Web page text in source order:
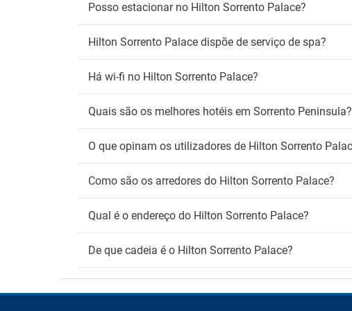
Wi-Fi
Wifi gratuito
Posso estacionar no Hilton Sorrento Palace?
Hilton Sorrento Palace dispõe de serviço de spa?
Há wi-fi no Hilton Sorrento Palace?
Quais são os melhores hotéis em Sorrento Peninsula?
O que opinam os utilizadores de Hilton Sorrento
Como são os arredores do Hilton Sorrento Palace?
Qual é o endereço do Hilton Sorrento Palace?
De que cadeia é o Hilton Sorrento Palace?